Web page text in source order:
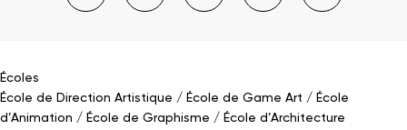
Écoles
École de Direction Artistique
École de Game Art
École
d’Animation
École de Graphisme
École d’Architecture